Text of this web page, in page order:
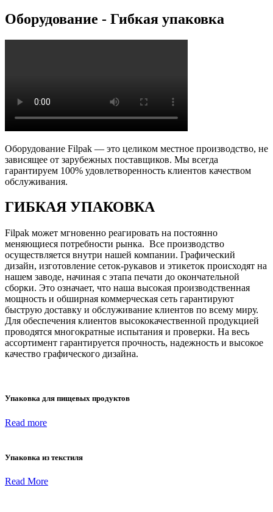
Оборудование - Гибкая упаковка
Оборудование Filpak — это целиком местное производство, не
зависящее от зарубежных поставщиков. Мы всегда
гарантируем 100% удовлетворенность клиентов качеством
обслуживания.
ГИБКАЯ УПАКОВКА
Filpak может мгновенно реагировать на постоянно
меняющиеся потребности рынка. Все производство
осуществляется внутри нашей компании. Графический
дизайн, изготовление сеток-рукавов и этикеток происходят на
нашем заводе, начиная с этапа печати до окончательной
сборки. Это означает, что наша высокая производственная
мощность и обширная коммерческая сеть гарантируют
быструю доставку и обслуживание клиентов по всему миру.
Для обеспечения клиентов высококачественной продукцией
проводятся многократные испытания и проверки. На весь
ассортимент гарантируется прочность, надежность и высокое
качество графического дизайна.
Упаковка для пищевых продуктов
Read more
Упаковка из текстиля
Read More